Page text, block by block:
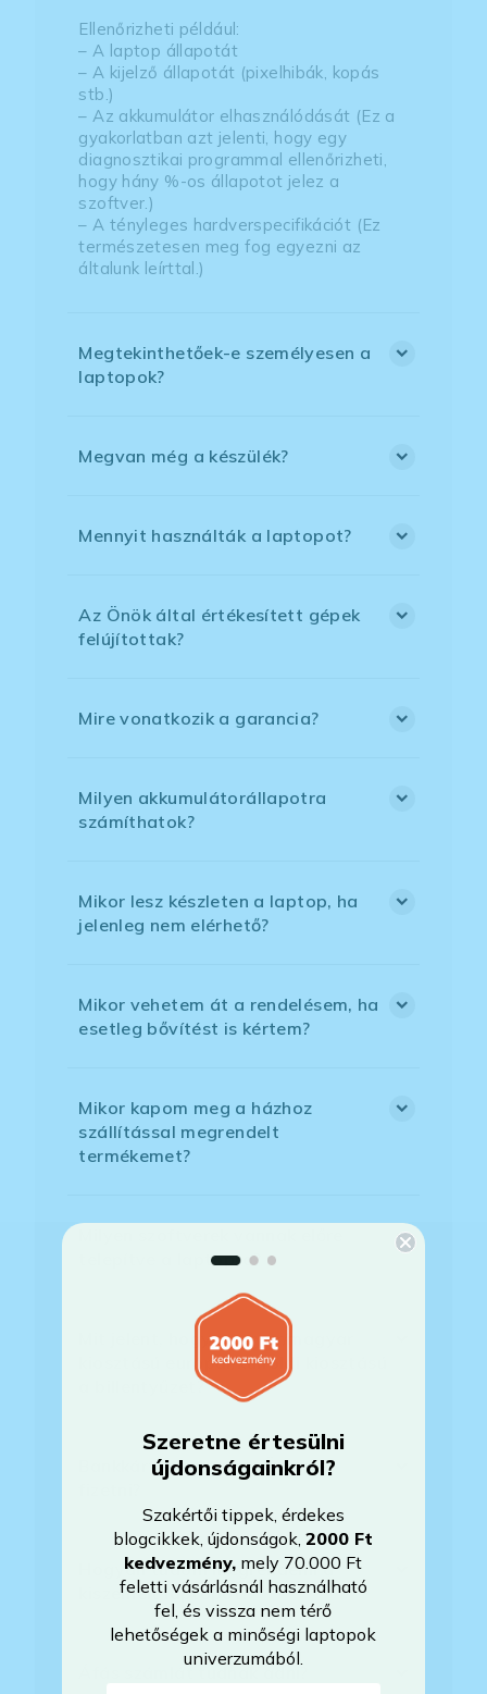
Ellenőrizheti például:
– A laptop állapotát
– A kijelző állapotát (pixelhibák, kopás
stb.)
– Az akkumulátor elhasználódását (Ez a
gyakorlatban azt jelenti, hogy egy
diagnosztikai programmal ellenőrizheti,
hogy hány %-os állapotot jelez a
szoftver.)
– A tényleges hardverspecifikációt (Ez
természetesen meg fog egyezni az
általunk leírttal.)
Megtekinthetőek-e személyesen a
laptopok?
Megvan még a készülék?
Mennyit használták a laptopot?
Az Önök által értékesített gépek
felújítottak?
Mire vonatkozik a garancia?
Milyen akkumulátorállapotra
számíthatok?
Mikor lesz készleten a laptop, ha
jelenleg nem elérhető?
Mikor vehetem át a rendelésem, ha
esetleg bővítést is kértem?
Mikor kapom meg a házhoz
szállítással megrendelt
termékemet?
telepítve a laptopra?
Mit jelent, hogy magyar/magyar
kiosztású európai/külföldi kiosztású
a billentyűzet?
Bankkártyával tudok Önöknél
Hogyan tudom megrendelni a
kiszemelt laptopot?
Áfás számlát tudnak adni?
Szeretne értesülni
újdonságainkról?
Szakértői tippek, érdekes
blogcikkek, újdonságok,2000 Ft
kedvezmény, mely 70.000 Ft
feletti vásárlásnál használható
fel, és vissza nem térő
lehetőségek a minőségi laptopok
univerzumából.